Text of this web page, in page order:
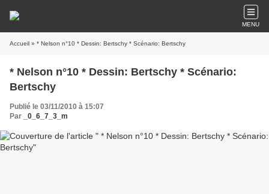
MENU
Accueil » * Nelson n°10 * Dessin: Bertschy * Scénario: Bertschy
* Nelson n°10 * Dessin: Bertschy * Scénario:
Bertschy
Publié le 03/11/2010 à 15:07
Par
_0_6_7_3_m